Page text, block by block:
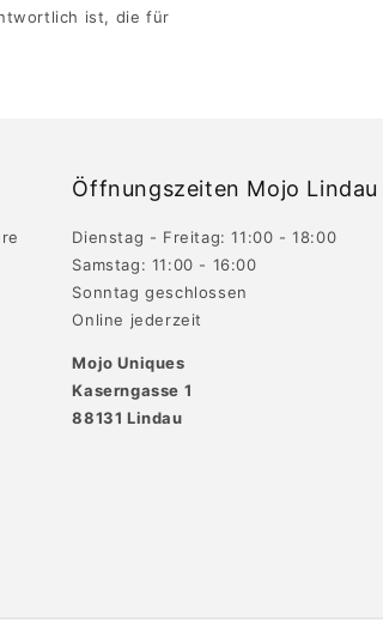
ist, die für
Öffnungszeiten Mojo Lindau
Dienstag - Freitag: 11:00 - 18:00
Samstag: 11:00 - 16:00
Sonntag geschlossen
Online jederzeit
Mojo Uniques
Kaserngasse 1
88131 Lindau